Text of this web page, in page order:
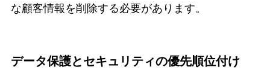
な顧客情報を削除する必要があります。
データ保護とセキュリティの優先順位付け